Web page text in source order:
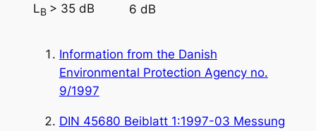
LB > 35 dB 6 dB
Information from the Danish
Environmental Protection Agency no.
9/1997
DIN 45680 Beiblatt 1:1997-03 Messung